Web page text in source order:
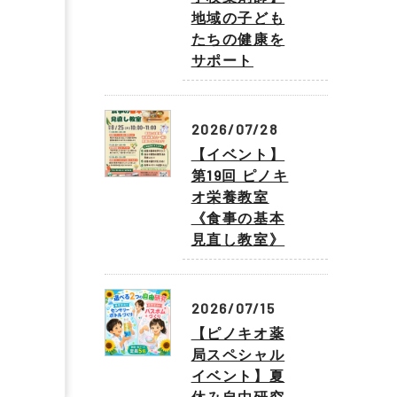
地域の子ども
たちの健康を
サポート
2026/07/28
【イベント】
第19回 ピノキ
オ栄養教室
《食事の基本
見直し教室》
2026/07/15
【ピノキオ薬
局スペシャル
イベント】夏